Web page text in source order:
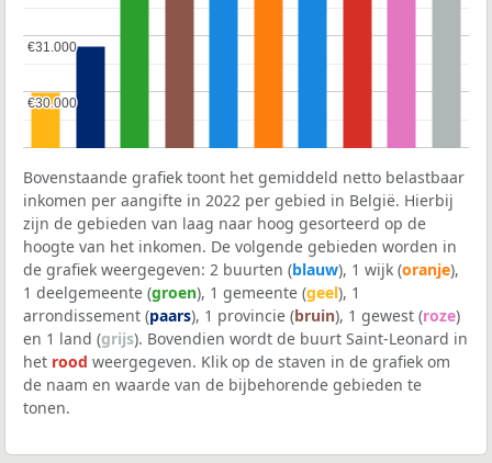
€30.000
€30.000
€31.000
€31.000
Bovenstaande grafiek toont het gemiddeld netto belastbaar
inkomen per aangifte in 2022 per gebied in België. Hierbij
zijn de gebieden van laag naar hoog gesorteerd op de
hoogte van het inkomen. De volgende gebieden worden in
de grafiek weergegeven: 2 buurten (blauw), 1 wijk (oranje),
1 deelgemeente (groen), 1 gemeente (geel), 1
arrondissement (paars), 1 provincie (bruin), 1 gewest (roze)
en 1 land (grijs). Bovendien wordt de buurt Saint-Leonard in
het rood weergegeven. Klik op de staven in de grafiek om
de naam en waarde van de bijbehorende gebieden te
tonen.